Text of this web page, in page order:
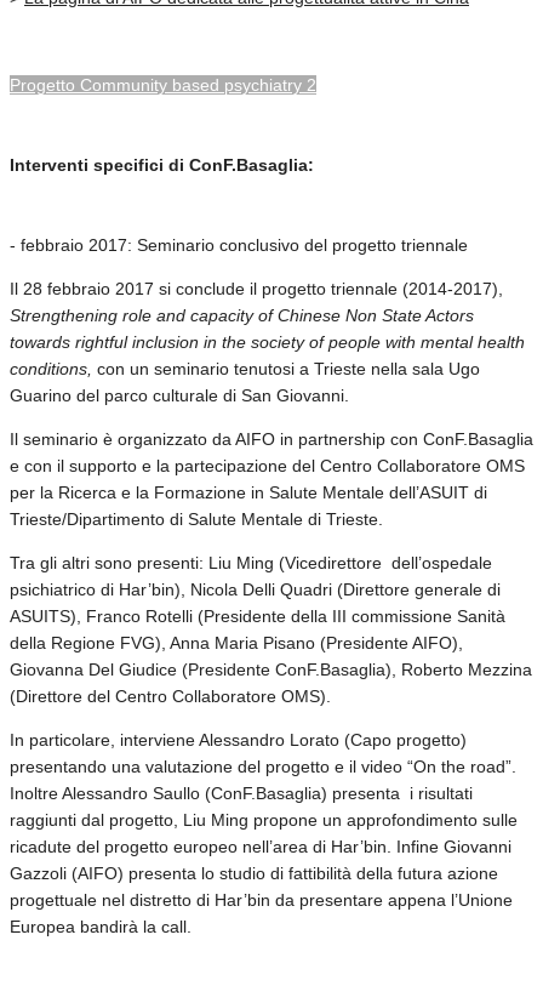
Progetto Community based psychiatry 2
Interventi specifici di ConF.Basaglia:
- febbraio 2017: Seminario conclusivo del progetto triennale
Il 28 febbraio 2017 si conclude il progetto triennale (2014-2017),
Strengthening role and capacity of Chinese Non State Actors
towards rightful inclusion in the society of people with mental health
conditions, con un seminario tenutosi a Trieste nella sala Ugo
Guarino del parco culturale di San Giovanni.
Il seminario è organizzato da AIFO in partnership con ConF.Basaglia
e con il supporto e la partecipazione del Centro Collaboratore OMS
per la Ricerca e la Formazione in Salute Mentale dell’ASUIT di
Trieste/Dipartimento di Salute Mentale di Trieste.
Tra gli altri sono presenti: Liu Ming (Vicedirettore dell’ospedale
psichiatrico di Har’bin), Nicola Delli Quadri (Direttore generale di
ASUITS), Franco Rotelli (Presidente della III commissione Sanità
della Regione FVG), Anna Maria Pisano (Presidente AIFO),
Giovanna Del Giudice (Presidente ConF.Basaglia), Roberto Mezzina
(Direttore del Centro Collaboratore OMS).
In particolare, interviene Alessandro Lorato (Capo progetto)
presentando una valutazione del progetto e il video “On the road”.
Inoltre Alessandro Saullo (ConF.Basaglia) presenta i risultati
raggiunti dal progetto, Liu Ming propone un approfondimento sulle
ricadute del progetto europeo nell’area di Har’bin. Infine Giovanni
Gazzoli (AIFO) presenta lo studio di fattibilità della futura azione
progettuale nel distretto di Har’bin da presentare appena l’Unione
Europea bandirà la call.